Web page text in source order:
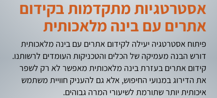
אסטרטגיות מתקדמות בקידום
אתרים עם בינה מלאכותית
פיתוח אסטרטגיה יעילה לקידום אתרים עם בינה מלאכותית
דורש הבנה מעמיקה של הכלים והטכניקות העומדים לרשותנו.
קידום אתרים בעזרת בינה מלאכותית מאפשר לא רק לשפר
את הדירוג במנועי החיפוש, אלא גם להעניק חוויית משתמש
איכותית יותר שתורמת לשיעורי המרה גבוהים.